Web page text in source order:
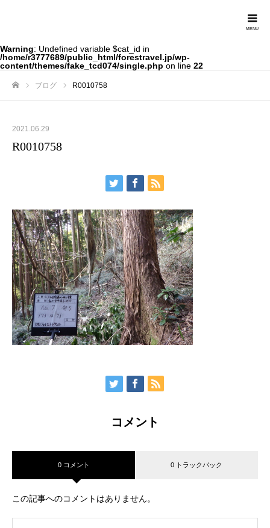
Warning: Undefined variable $cat_id in
/home/r3777689/public_html/forestravel.jp/wp-
content/themes/fake_tcd074/single.php on line 22
ブログ R0010758
2021.06.29
R0010758
コメント
0 コメント 0 トラックバック
この記事へのコメントはありません。